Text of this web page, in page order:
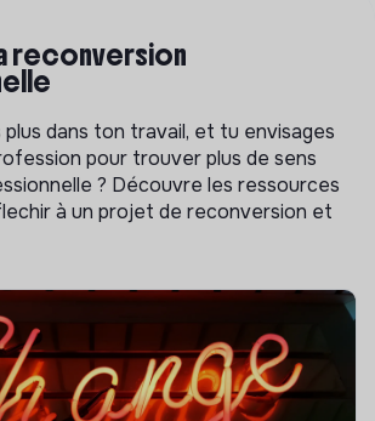
reconversion
dans ton travail, et tu envisages
pour trouver plus de sens
? Découvre les ressources
à un projet de reconversion et